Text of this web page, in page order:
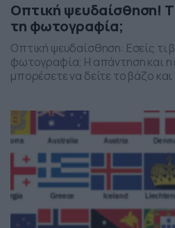
Οπτική ψευδαίσθηση!
τη φωτογραφία;
Οπτική ψευδαίσθηση: Εσείς τι
φωτογραφία; Η απάντηση και η
μπορέσετε να δείτε το βάζο
αποφασίσει ποιο μέρος της
αντικείμενο και ποιο μέρος
βλέπετε […]